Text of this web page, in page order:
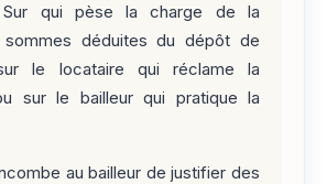
Sur qui pèse la charge de la
déduites du dépôt de
le locataire qui réclame la
sur le bailleur qui pratique la
au bailleur de justifier des